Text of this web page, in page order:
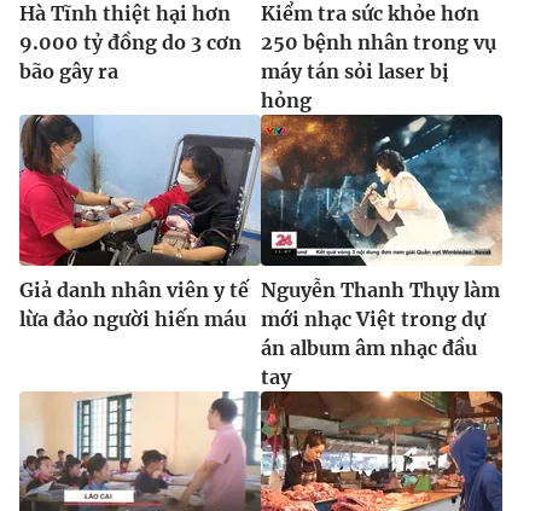
Ðiện thoại Thời báo VTV:024.66 897 897
Email:toasoan@vtv.vn
Liên hệ quảng cáo:
024-7300.7108
® Cấm sao chép dưới mọi hình thức nếu không có sự chấp
thuận bằng văn bản. Ghi rõ nguồn VTV.vn khi phát hành lại
thông tin từ website này.
Hà Tĩnh thiệt hại hơn
9.000 tỷ đồng do 3 cơn
bão gây ra
Kiểm tra sức khỏe hơn
250 bệnh nhân trong vụ
máy tán sỏi laser bị
hỏng
Giả danh nhân viên y tế
lừa đảo người hiến máu
Nguyễn Thanh Thụy làm
mới nhạc Việt trong dự
án album âm nhạc đầu
tay